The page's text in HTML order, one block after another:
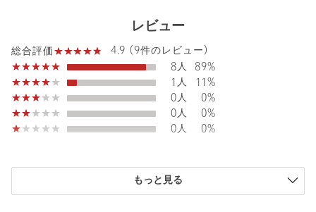
店舗へお問い合わせの際は、全国のBEAUTY&YOUTH各店舗まで
下記の品名/品番をお申し付けください。
品名：SC GLASS CORD 品番：14336995797
商品詳細
注文キャンセル 対象商品
対象外商品 裾上げについて
レビュー
総合評価
4.9 (9件のレビュー)
8人
89%
1人
11%
0人
0%
0人
0%
0人
0%
もっと見る